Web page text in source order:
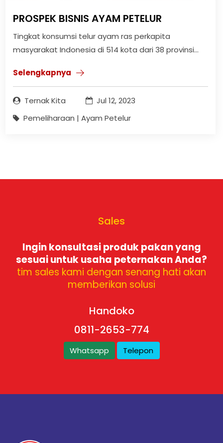
PROSPEK BISNIS AYAM PETELUR
Tingkat konsumsi telur ayam ras perkapita
masyarakat Indonesia di 514 kota dari 38 provinsi...
Selengkapnya
Ternak Kita
Jul 12, 2023
Pemeliharaan | Ayam Petelur
Sales
Ingin konsultasi produk pakan yang
sesuai untuk usaha peternakan Anda?
tim sales kami dengan senang hati akan
memberikan solusi
Handoko
0811-2653-774
Whatsapp Telepon